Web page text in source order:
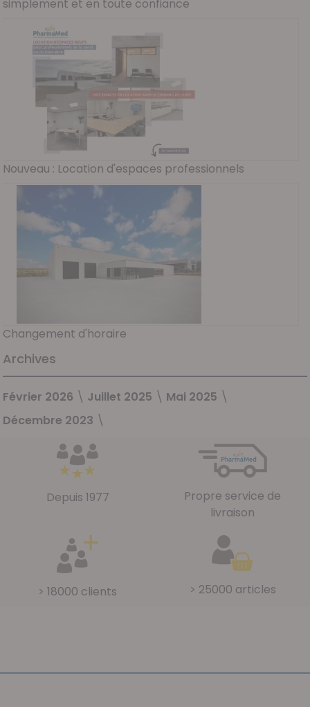
simplement et en toute confiance
Nouveau : Location d'espaces professionnels
Changement d'horaire
Archives
Février 2026 Juillet 2025
Mai 2025
Décembre 2023
Depuis 1977
Propre service de
livraison
> 18000 clients > 25000 articles